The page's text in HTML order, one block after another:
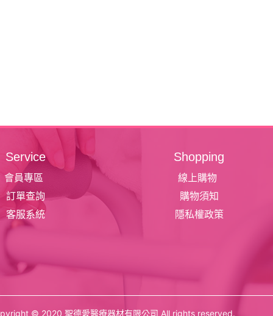
Service
會員專區
訂單查詢
客服系統
Shopping
線上購物
購物須知
隱私權政策
© 2020 聖德愛醫療器材有限公司 All rights reserved.